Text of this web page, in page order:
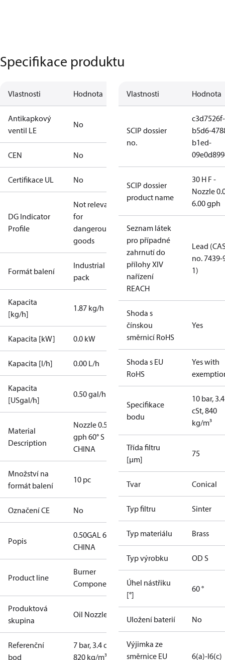
Specifikace produktu
Vlastnosti Hodnota
Antikapkový
ventil LE
No
CEN No
Certifikace UL No
DG Indicator
Profile
Not relevant
for
dangerous
goods
Formát balení
Industrial
pack
Kapacita
[kg/h]
1.87 kg/h
Kapacita [kW] 0.0 kW
Kapacita [l/h] 0.00 L/h
Kapacita
[USgal/h]
0.50 gal/h
Material
Description
Nozzle 0.50
gph 60° S
CHINA
Množství na
formát balení
10 pc
Označení CE No
Popis
0.50GAL 60S
CHINA
Product line
Burner
Components
Produktová
skupina
Oil Nozzles
Referenční
bod
7 bar, 3.4 cSt,
820 kg/m³
Vlastnosti Hodnota
SCIP dossier
no.
c3d7526f-
b5d6-
b1ed-
SCIP dossier
product name
30 H F -
Nozzle
6.00 gph
Seznam látek
pro případné
zahrnutí do
přílohy XIV
nařízení
REACH
Lead
no. 7439-
1)
Shoda s
čínskou
směrnicí RoHS
Yes
Shoda s EU
RoHS
Yes with
Specifikace
bodu
10 bar, 3.4
cSt, 840
kg/m³
Třída filtru
[µm]
75
Tvar Conical
Typ filtru Sinter
Typ materiálu Brass
Typ výrobku OD S
Úhel nástřiku
[°]
60 °
Uložení baterií No
Výjimka ze
směrnice EU
6(a)-I6(c)